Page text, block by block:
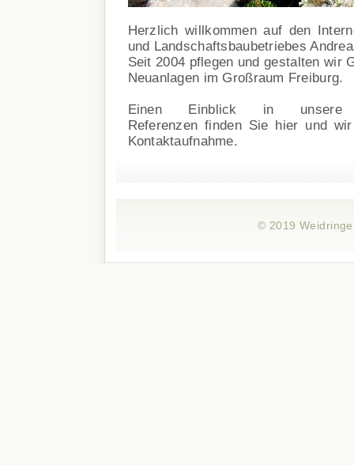
Herzlich willkommen auf den
und Landschaftsbaubetriebes
Seit 2004 pflegen und gestalten wir
Neuanlagen im Großraum Freiburg.
Einen Einblick in unsere
Referenzen finden Sie hier und
Kontaktaufnahme.
© 2019